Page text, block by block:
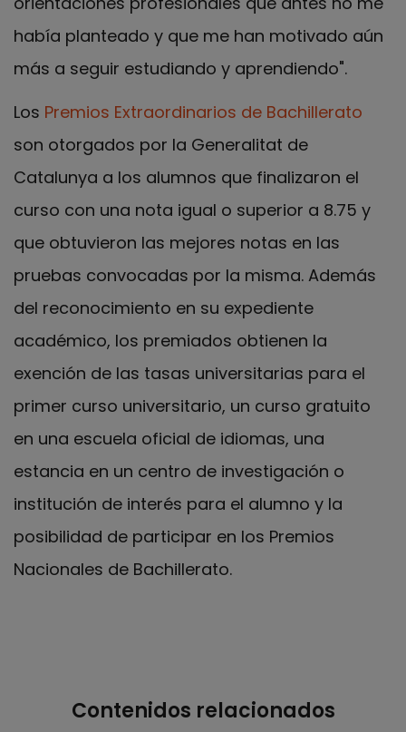
había planteado y que me han motivado aún
más a seguir estudiando y aprendiendo".
Los Premios Extraordinarios de Bachillerato
son otorgados por la Generalitat de
Catalunya a los alumnos que finalizaron el
curso con una nota igual o superior a 8.75 y
que obtuvieron las mejores notas en las
pruebas convocadas por la misma. Además
del reconocimiento en su expediente
académico, los premiados obtienen la
exención de las tasas universitarias para el
primer curso universitario, un curso gratuito
en una escuela oficial de idiomas, una
estancia en un centro de investigación o
institución de interés para el alumno y la
posibilidad de participar en los Premios
Nacionales de Bachillerato.
Contenidos relacionados